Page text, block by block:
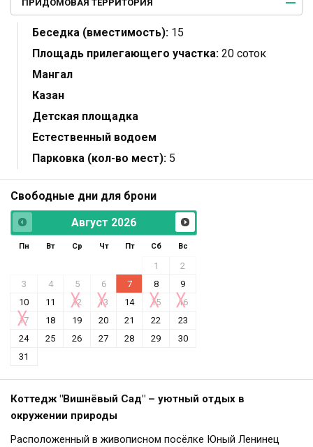
ПРИДОМОВАЯ ТЕРРИТОРИЯ
Беседка (вместимость): 15
Площадь прилегающего участка: 20 соток
Мангал
Казан
Детская площадка
Естественный водоем
Парковка (кол-во мест): 5
Свободные дни для брони
Август 2026
Пн Вт Ср Чт Пт Сб Вс
1
2
3
4 5 6 7 8
9
10
11 12 13 14 15
16
17
18 19 20 21 22
23
24
25 26 27 28 29
30
31
Коттедж "Вишнёвый Сад" – уютный отдых в
окружении природы
Расположенный в живописном посёлке Юный Ленинец